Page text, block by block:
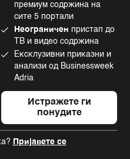
берзи
меѓу
полна пареа и
кои сметаат дека
од вообичаените
премиум содржина на
сите 5 портали
Неограничен пристап до
ТВ и видео содржина
Ексклузивни приказни и
анализи од Businessweek
Adria
Истражете ги
понудите
Пријавете се